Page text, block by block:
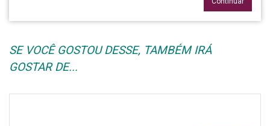
SE VOCÊ GOSTOU DESSE, TAMBÉM IRÁ
GOSTAR DE...